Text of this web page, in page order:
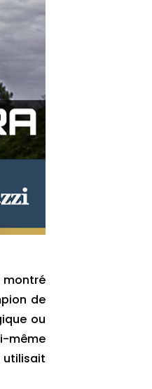
de
ou
même
utilisait